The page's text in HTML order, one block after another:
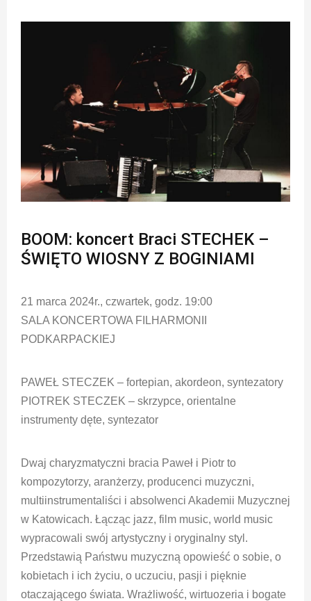
BOOM: koncert Braci STECHEK –
ŚWIĘTO WIOSNY Z BOGINIAMI
21 marca 2024r., czwartek, godz. 19:00
SALA KONCERTOWA FILHARMONII
PODKARPACKIEJ
PAWEŁ STECZEK – fortepian, akordeon, syntezatory
PIOTREK STECZEK – skrzypce, orientalne
instrumenty dęte, syntezator
Dwaj charyzmatyczni bracia Paweł i Piotr to
kompozytorzy, aranżerzy, producenci muzyczni,
multiinstrumentaliści i absolwenci Akademii Muzycznej
w Katowicach. Łącząc jazz, film music, world music
wypracowali swój artystyczny i oryginalny styl.
Przedstawią Państwu muzyczną opowieść o sobie, o
kobietach i ich życiu, o uczuciu, pasji i pięknie
otaczającego świata. Wrażliwość, wirtuozeria i bogate